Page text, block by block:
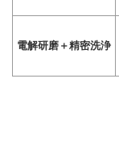
電解研磨＋精密洗浄